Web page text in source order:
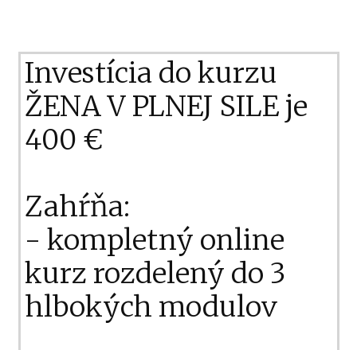
Investícia do kurzu
ŽENA V PLNEJ SILE je
400 €
Zahŕňa:
- kompletný online
kurz rozdelený do 3
hlbokých modulov